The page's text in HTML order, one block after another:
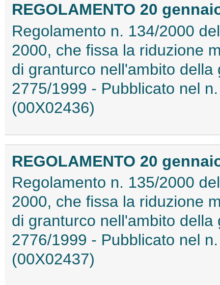
REGOLAMENTO 20
Regolamento n. 134/2000
2000, che fissa la riduzione
di granturco nell'ambito
2775/1999 - Pubblicato nel
(00X02436)
REGOLAMENTO 20
Regolamento n. 135/2000
2000, che fissa la riduzione
di granturco nell'ambito
2776/1999 - Pubblicato nel
(00X02437)